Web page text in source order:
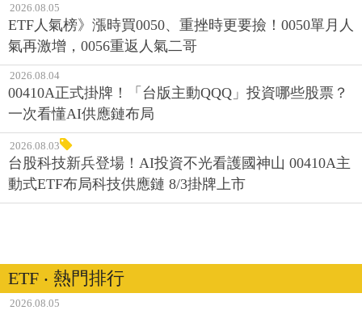
2026.08.05
ETF人氣榜》漲時買0050、重挫時更要撿！0050單月人
氣再激增，0056重返人氣二哥
2026.08.04
00410A正式掛牌！「台版主動QQQ」投資哪些股票？
一次看懂AI供應鏈布局
2026.08.03
台股科技新兵登場！AI投資不光看護國神山 00410A主
動式ETF布局科技供應鏈 8/3掛牌上市
ETF ‧ 熱門排行
2026.08.05